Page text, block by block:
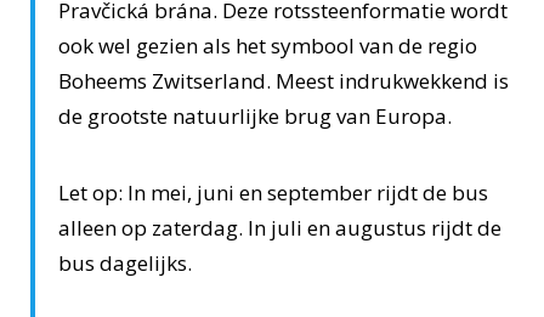
Pravčická brána. Deze rotssteenformatie wordt
ook wel gezien als het symbool van de regio
Boheems Zwitserland. Meest indrukwekkend is
de grootste natuurlijke brug van Europa.
Let op: In mei, juni en september rijdt de bus
alleen op zaterdag. In juli en augustus rijdt de
bus dagelijks.